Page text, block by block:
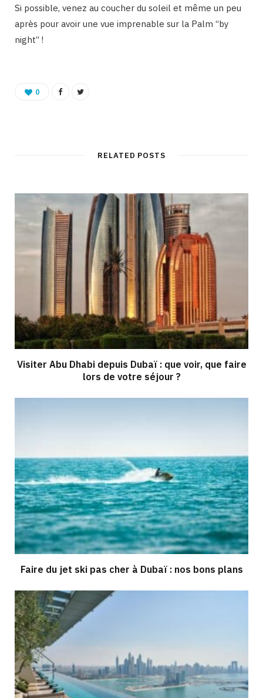
Si possible, venez au coucher du soleil et même un peu
après pour avoir une vue imprenable sur la Palm “by
night” !
0
RELATED POSTS
Visiter Abu Dhabi depuis Dubaï : que voir, que faire
lors de votre séjour ?
Faire du jet ski pas cher à Dubaï : nos bons plans